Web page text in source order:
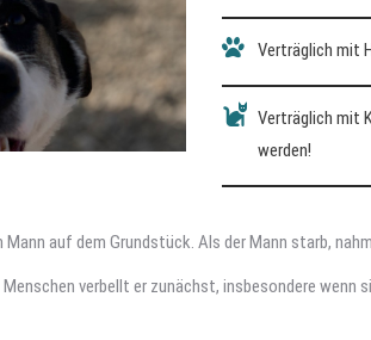
Verträglich mit
Verträglich mit
werden!
auf dem Grundstück. Als der Mann starb,
verbellt er zunächst, insbesondere